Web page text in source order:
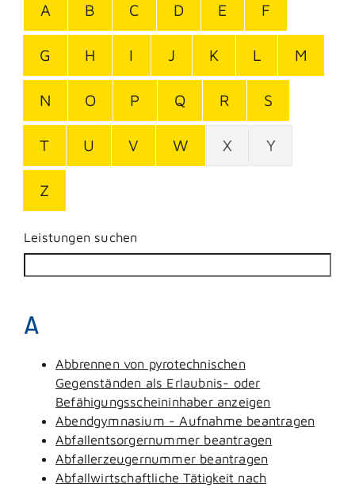
A B C D E F
G H I J K L M
N O P Q R S
T U V W X Y
Z
Leistungen suchen
A
Abbrennen von pyrotechnischen
Gegenständen als Erlaubnis- oder
Befähigungsscheininhaber anzeigen
Abendgymnasium - Aufnahme beantragen
Abfallentsorgernummer beantragen
Abfallerzeugernummer beantragen
Abfallwirtschaftliche Tätigkeit nach